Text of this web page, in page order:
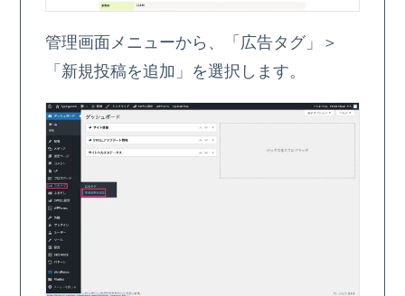
管理画面メニューから、「広告タグ」＞
「新規投稿を追加」を選択します。